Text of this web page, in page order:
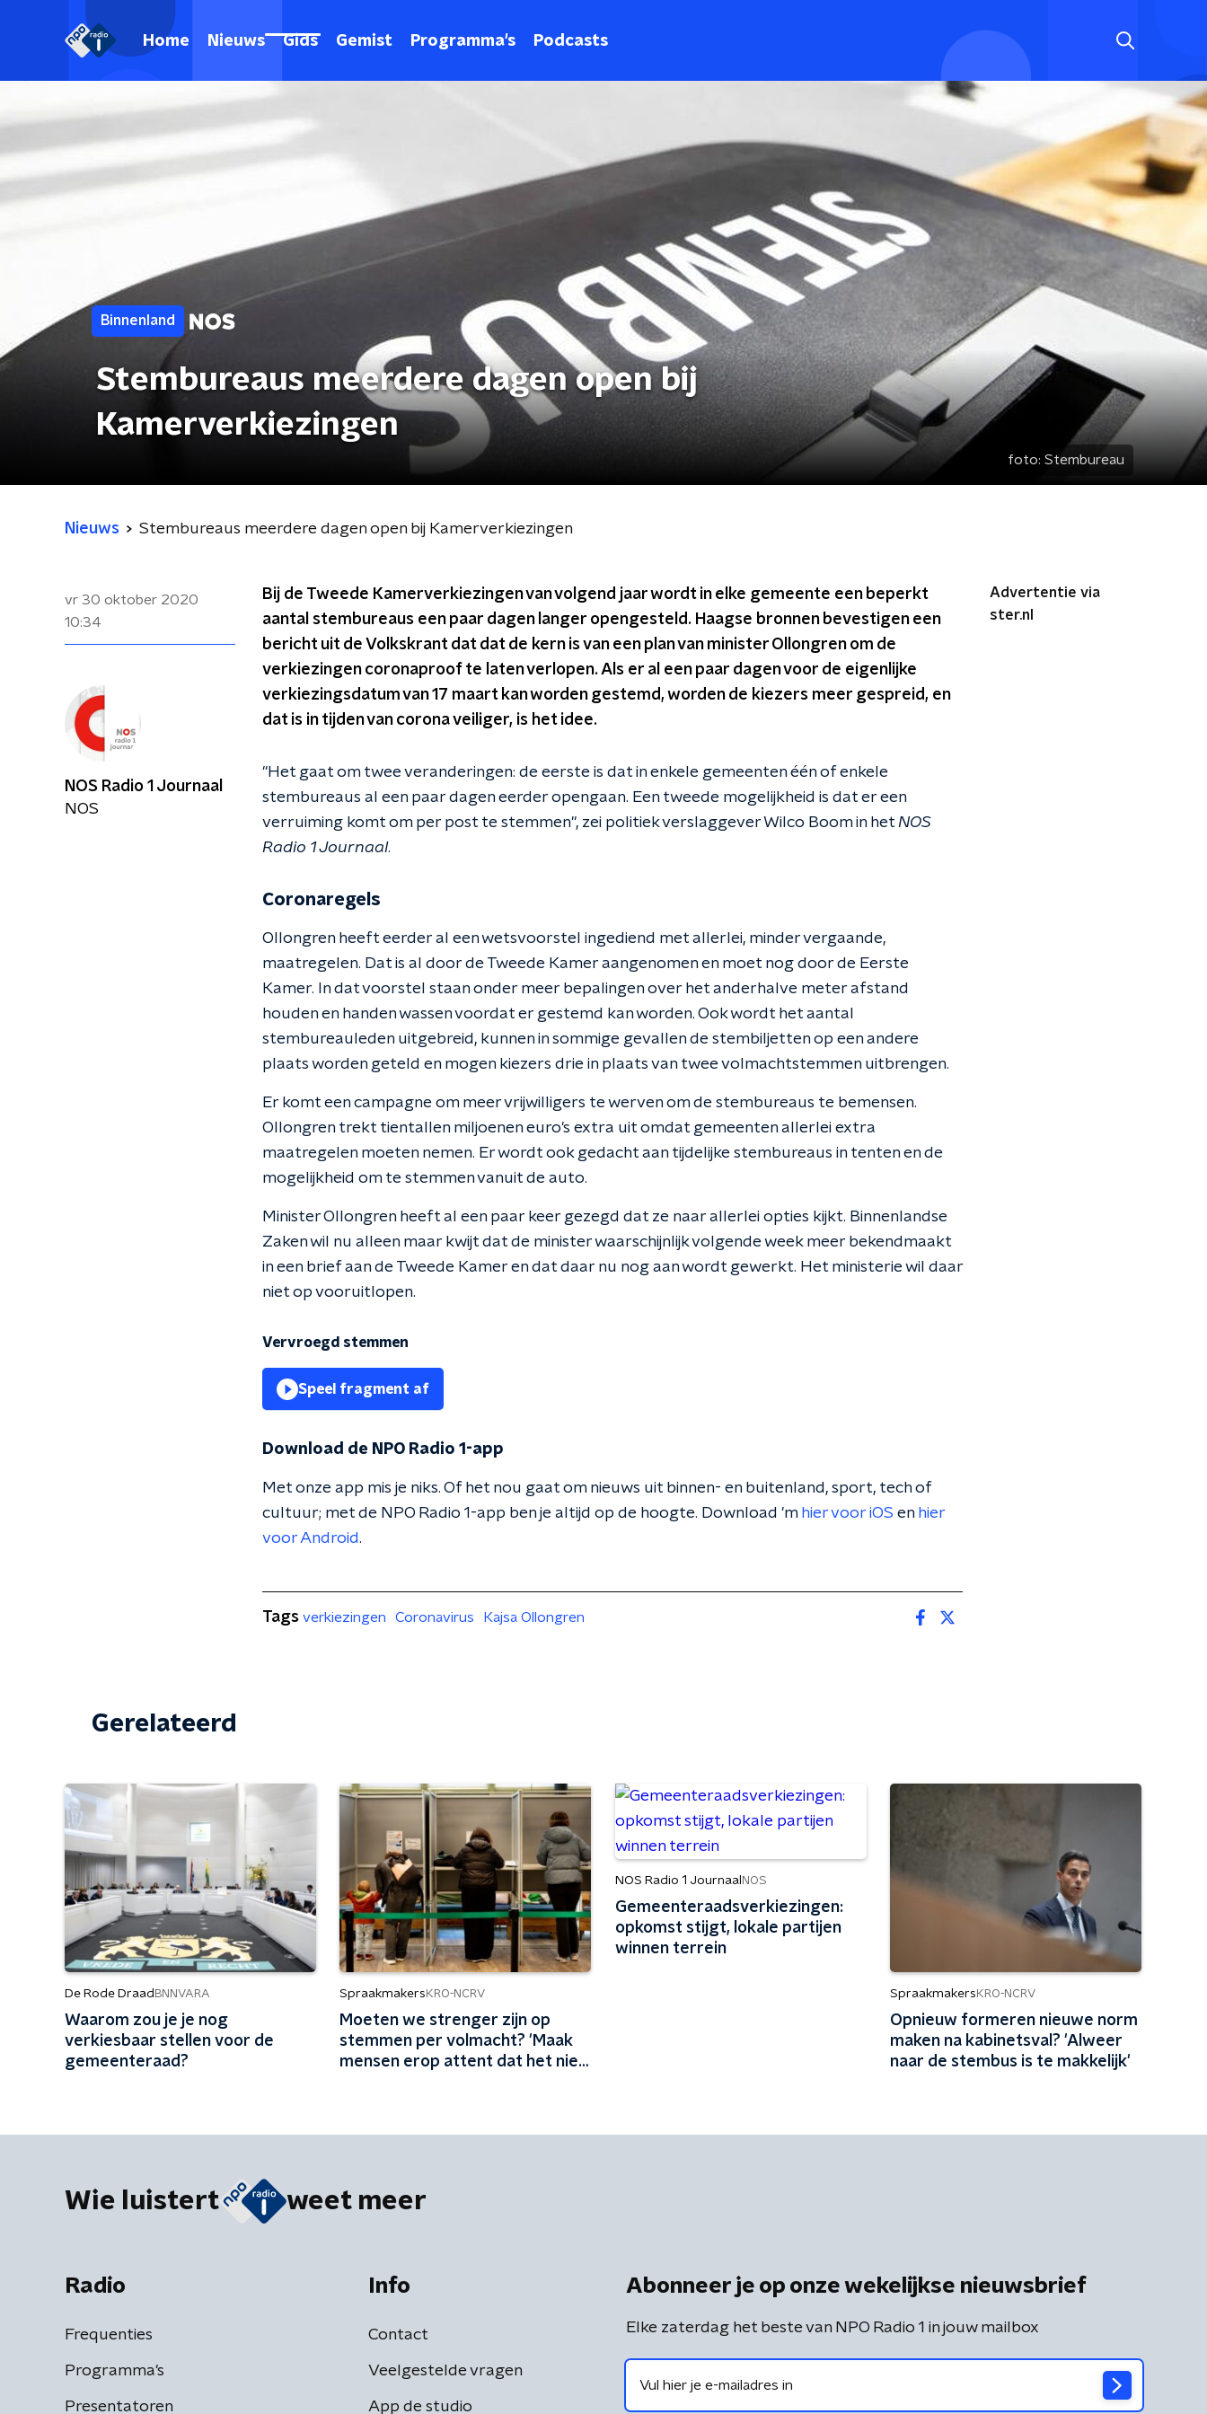
Home Nieuws Gids Gemist Programma's Podcasts
Binnenland
Stembureaus meerdere dagen open bij
Kamerverkiezingen
foto: Stembureau
Nieuws Stembureaus meerdere dagen open bij Kamerverkiezingen
vr 30 oktober 2020
10:34
Bij de Tweede Kamerverkiezingen van volgend jaar wordt in elke gemeente een beperkt
aantal stembureaus een paar dagen langer opengesteld. Haagse bronnen bevestigen een
bericht uit de Volkskrant dat dat de kern is van een plan van minister Ollongren om de
verkiezingen coronaproof te laten verlopen. Als er al een paar dagen voor de eigenlijke
verkiezingsdatum van 17 maart kan worden gestemd, worden de kiezers meer gespreid, en
dat is in tijden van corona veiliger, is het idee.
"Het gaat om twee veranderingen: de eerste is dat in enkele gemeenten één of enkele
stembureaus al een paar dagen eerder opengaan. Een tweede mogelijkheid is dat er een
verruiming komt om per post te stemmen", zei politiek verslaggever Wilco Boom in het NOS
Radio 1 Journaal.
Coronaregels
Ollongren heeft eerder al een wetsvoorstel ingediend met allerlei, minder vergaande,
maatregelen. Dat is al door de Tweede Kamer aangenomen en moet nog door de Eerste
Kamer. In dat voorstel staan onder meer bepalingen over het anderhalve meter afstand
houden en handen wassen voordat er gestemd kan worden. Ook wordt het aantal
stembureauleden uitgebreid, kunnen in sommige gevallen de stembiljetten op een andere
plaats worden geteld en mogen kiezers drie in plaats van twee volmachtstemmen uitbrengen.
Er komt een campagne om meer vrijwilligers te werven om de stembureaus te bemensen.
Ollongren trekt tientallen miljoenen euro's extra uit omdat gemeenten allerlei extra
maatregelen moeten nemen. Er wordt ook gedacht aan tijdelijke stembureaus in tenten en de
mogelijkheid om te stemmen vanuit de auto.
Minister Ollongren heeft al een paar keer gezegd dat ze naar allerlei opties kijkt. Binnenlandse
Zaken wil nu alleen maar kwijt dat de minister waarschijnlijk volgende week meer bekendmaakt
in een brief aan de Tweede Kamer en dat daar nu nog aan wordt gewerkt. Het ministerie wil daar
niet op vooruitlopen.
Vervroegd stemmen
Speel fragment af
Download de NPO Radio 1-app
Met onze app mis je niks. Of het nou gaat om nieuws uit binnen- en buitenland, sport, tech of
cultuur; met de NPO Radio 1-app ben je altijd op de hoogte. Download 'm hier voor iOS en hier
voor Android.
Advertentie via
ster.nl
NOS Radio 1 Journaal
NOS
Tags verkiezingen Coronavirus Kajsa Ollongren
Gerelateerd
De Rode Draad BNNVARA
Waarom zou je je nog
verkiesbaar stellen voor de
gemeenteraad?
Spraakmakers KRO-NCRV
Moeten we strenger zijn op
stemmen per volmacht? 'Maak
mensen erop attent dat het niet
NOS Radio 1 Journaal NOS
Gemeenteraadsverkiezingen:
opkomst stijgt, lokale partijen
winnen terrein
Spraakmakers KRO-NCRV
Opnieuw formeren nieuwe norm
maken na kabinetsval? 'Alweer
naar de stembus is te makkelijk'
Wie luistert weet meer
Radio
Frequenties
Programma's
Presentatoren
Info
Contact
Veelgestelde vragen
App de studio
Abonneer je op onze wekelijkse nieuwsbrief
Elke zaterdag het beste van NPO Radio 1 in jouw mailbox